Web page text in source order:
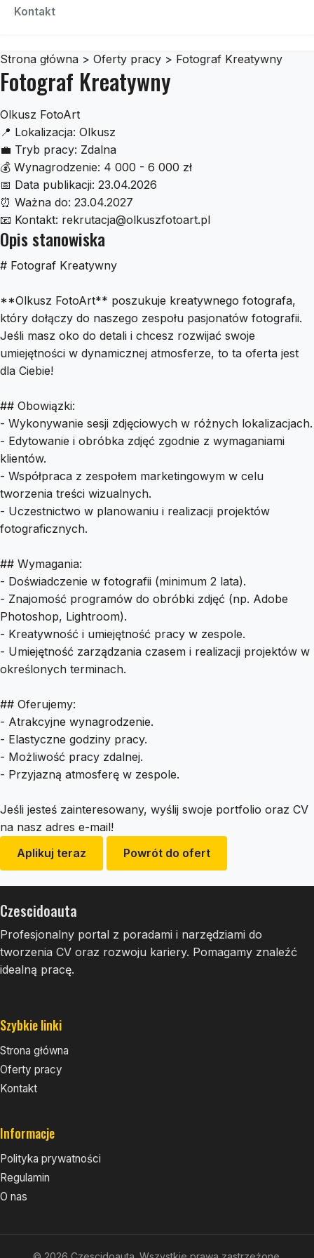
Czescidoauta
Kontakt
Strona główna > Oferty pracy > Fotograf Kreatywny
Fotograf Kreatywny
Olkusz FotoArt
📍 Lokalizacja: Olkusz
💼 Tryb pracy: Zdalna
💰 Wynagrodzenie: 4 000 - 6 000 zł
📅 Data publikacji: 23.04.2026
⏰ Ważna do: 23.04.2027
📧 Kontakt: rekrutacja@olkuszfotoart.pl
Opis stanowiska
# Fotograf Kreatywny
**Olkusz FotoArt** poszukuje kreatywnego fotografa,
który dołączy do naszego zespołu pasjonatów fotografii.
Jeśli masz oko do detali i chcesz rozwijać swoje
umiejętności w dynamicznej atmosferze, to ta oferta jest
dla Ciebie!
## Obowiązki:
- Wykonywanie sesji zdjęciowych w różnych lokalizacjach.
- Edytowanie i obróbka zdjęć zgodnie z wymaganiami
klientów.
- Współpraca z zespołem marketingowym w celu
tworzenia treści wizualnych.
- Uczestnictwo w planowaniu i realizacji projektów
fotograficznych.
## Wymagania:
- Doświadczenie w fotografii (minimum 2 lata).
- Znajomość programów do obróbki zdjęć (np. Adobe
Photoshop, Lightroom).
- Kreatywność i umiejętność pracy w zespole.
- Umiejętność zarządzania czasem i realizacji projektów w
określonych terminach.
## Oferujemy:
- Atrakcyjne wynagrodzenie.
- Elastyczne godziny pracy.
- Możliwość pracy zdalnej.
- Przyjazną atmosferę w zespole.
Jeśli jesteś zainteresowany, wyślij swoje portfolio oraz CV
na nasz adres e-mail!
Aplikuj teraz
Powrót do ofert
Czescidoauta
Profesjonalny portal z poradami i narzędziami do
tworzenia CV oraz rozwoju kariery. Pomagamy znaleźć
idealną pracę.
Szybkie linki
Strona główna
Oferty pracy
Kontakt
Informacje
Polityka prywatności
Regulamin
O nas